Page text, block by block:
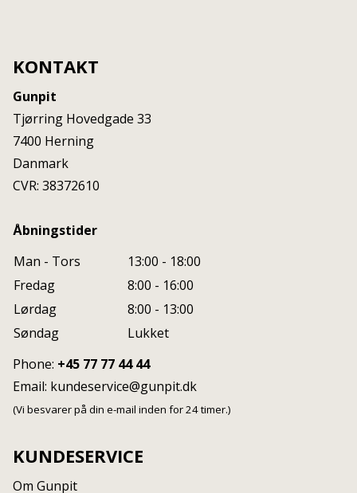
KONTAKT
Gunpit
Tjørring Hovedgade 33
7400 Herning
Danmark
CVR: 38372610
Åbningstider
Man - Tors
13:00 - 18:00
Fredag
8:00 - 16:00
Lørdag
8:00 - 13:00
Søndag
Lukket
Phone: +45 77 77 44 44
Email: kundeservice@gunpit.dk
(Vi besvarer på din e-mail inden for 24 timer.)
KUNDESERVICE
Om Gunpit